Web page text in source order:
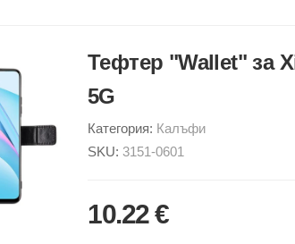
Тефтер "Wallet" за
5G
Категория: Калъфи
SKU: 3151-0601
10.22 €